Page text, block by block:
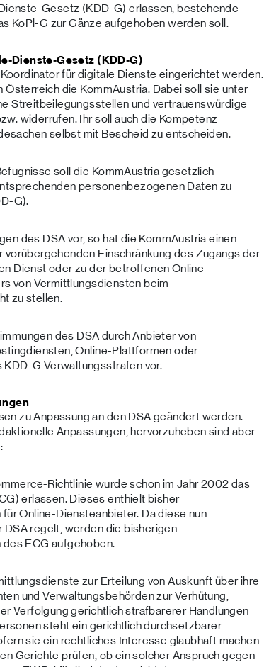
Gesetz (KDD-G) erlassen, bestehende
KoPl-G zur Gänze aufgehoben werden soll.
(KDD‑G)
für digitale Dienste eingerichtet werden.
Österreich die KommAustria. Dabei soll sie unter
Streitbeilegungsstellen und vertrauenswürdige
widerrufen. Ihr soll auch die Kompetenz
selbst mit Bescheid zu entscheiden.
soll die KommAustria gesetzlich
personenbezogenen Daten zu
G).
des DSA vor, so hat die KommAustria einen
vorübergehenden Einschränkung des Zugangs der
Dienst oder zu der betroffenen Online-
von Vermittlungsdiensten beim
zu stellen.
des DSA durch Anbieter von
Online-Plattformen oder
KDD-G Verwaltungsstrafen vor.
zu Anpassung an den DSA geändert werden.
Anpassungen, hervorzuheben sind aber
Richtlinie wurde schon im Jahr 2002 das
erlassen. Dieses enthielt bisher
Online-Diensteanbieter. Da diese nun
regelt, werden die bisherigen
ECG aufgehoben.
zur Erteilung von Auskunft über ihre
und Verwaltungsbehörden zur Verhütung,
Verfolgung gerichtlich strafbarerer Handlungen
steht ein gerichtlich durchsetzbarer
sie ein rechtliches Interesse glaubhaft machen
Gerichte prüfen, ob ein solcher Anspruch gegen